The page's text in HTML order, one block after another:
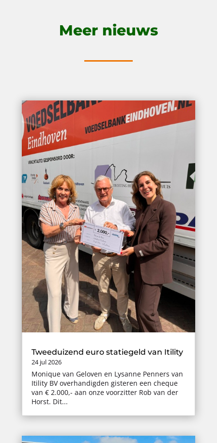
Meer nieuws
Tweeduizend euro statiegeld van Itility
24 jul 2026
Monique van Geloven en Lysanne Penners van
Itility BV overhandigden gisteren een cheque
van € 2.000,- aan onze voorzitter Rob van der
Horst. Dit...